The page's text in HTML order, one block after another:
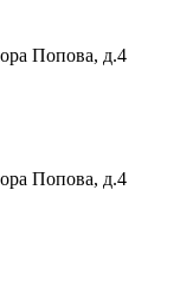
Попова, д.4
Попова, д.4